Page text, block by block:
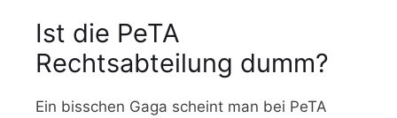
Ist die PeTA
Rechtsabteilung dumm?
Ein bisschen Gaga scheint man bei PeTA